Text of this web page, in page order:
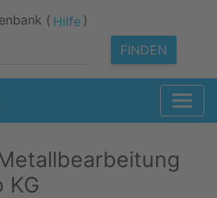
( Hilfe )
FINDEN
KG